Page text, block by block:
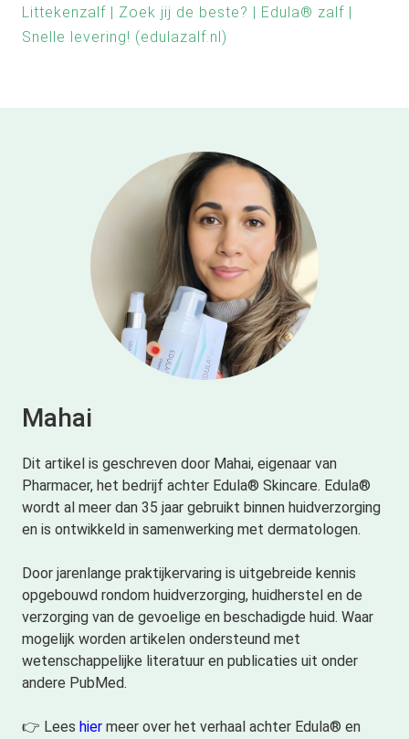
Littekenzalf | Zoek jij de beste? | Edula® zalf |
Snelle levering! (edulazalf.nl)
Mahai
Dit artikel is geschreven door Mahai, eigenaar van
Pharmacer, het bedrijf achter Edula® Skincare. Edula®
wordt al meer dan 35 jaar gebruikt binnen huidverzorging
en is ontwikkeld in samenwerking met dermatologen.
Door jarenlange praktijkervaring is uitgebreide kennis
opgebouwd rondom huidverzorging, huidherstel en de
verzorging van de gevoelige en beschadigde huid. Waar
mogelijk worden artikelen ondersteund met
wetenschappelijke literatuur en publicaties uit onder
andere PubMed.
👉 Lees hier meer over het verhaal achter Edula® en